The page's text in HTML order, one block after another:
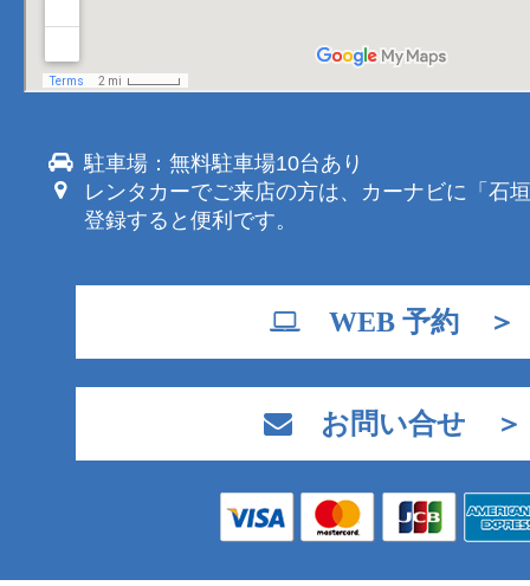
駐車場：無料駐車場10台あり
レンタカーでご来店の方は、カーナビに「石
登録すると便利です。
WEB 予約 ＞
お問い合せ ＞